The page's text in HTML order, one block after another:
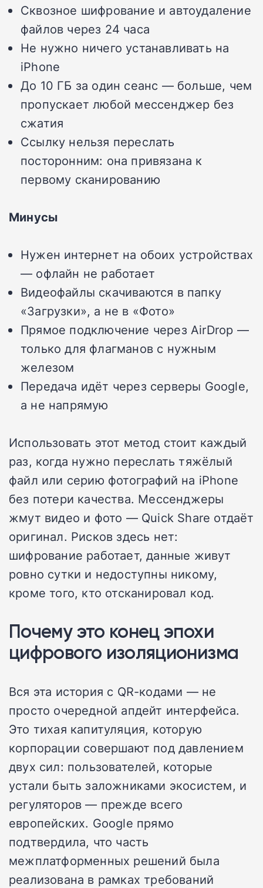
Сквозное шифрование и автоудаление
файлов через 24 часа
Не нужно ничего устанавливать на
iPhone
До 10 ГБ за один сеанс — больше, чем
пропускает любой мессенджер без
сжатия
Ссылку нельзя переслать
посторонним: она привязана к
первому сканированию
Минусы
Нужен интернет на обоих устройствах
— офлайн не работает
Видеофайлы скачиваются в папку
«Загрузки», а не в «Фото»
Прямое подключение через AirDrop —
только для флагманов с нужным
железом
Передача идёт через серверы Google,
а не напрямую
Использовать этот метод стоит каждый
раз, когда нужно переслать тяжёлый
файл или серию фотографий на iPhone
без потери качества. Мессенджеры
жмут видео и фото — Quick Share отдаёт
оригинал. Рисков здесь нет:
шифрование работает, данные живут
ровно сутки и недоступны никому,
кроме того, кто отсканировал код.
Почему это конец эпохи
цифрового изоляционизма
Вся эта история с QR-кодами — не
просто очередной апдейт интерфейса.
Это тихая капитуляция, которую
корпорации совершают под давлением
двух сил: пользователей, которые
устали быть заложниками экосистем, и
регуляторов — прежде всего
европейских. Google прямо
подтвердила, что часть
межплатформенных решений была
реализована в рамках требований